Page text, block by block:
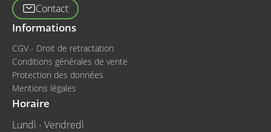
Contact
Informations
CGV - Droit de retractation
Conditions générales de vente
Protection des données
Mentions légales
Horaire
Lundì - Vendredì